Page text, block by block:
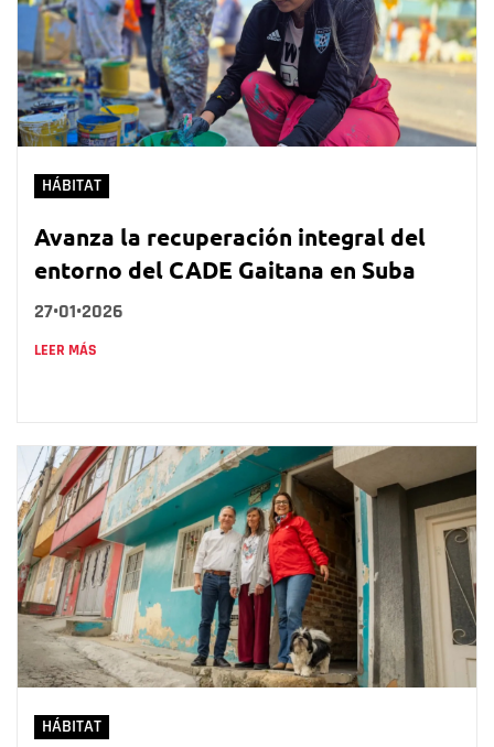
HÁBITAT
Avanza la recuperación integral del
entorno del CADE Gaitana en Suba
27•01•2026
LEER MÁS
HÁBITAT